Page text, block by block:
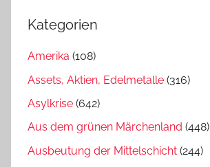
Kategorien
Amerika (108)
Assets, Aktien, Edelmetalle (316)
Asylkrise (642)
Aus dem grünen Märchenland (448)
Ausbeutung der Mittelschicht (244)